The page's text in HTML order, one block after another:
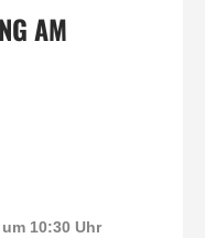
AM
10:30 Uhr